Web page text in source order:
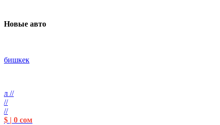
Новые авто
бишкек
л //
//
//
$ | 0 сом